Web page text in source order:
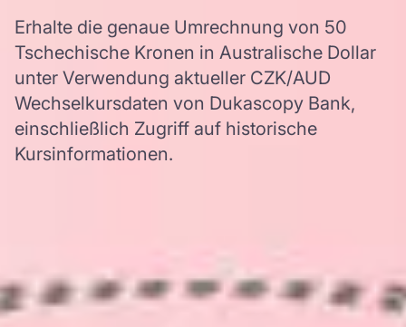
Erhalte die genaue Umrechnung von 50
Tschechische Kronen in Australische Dollar
unter Verwendung aktueller CZK/AUD
Wechselkursdaten von Dukascopy Bank,
einschließlich Zugriff auf historische
Kursinformationen.